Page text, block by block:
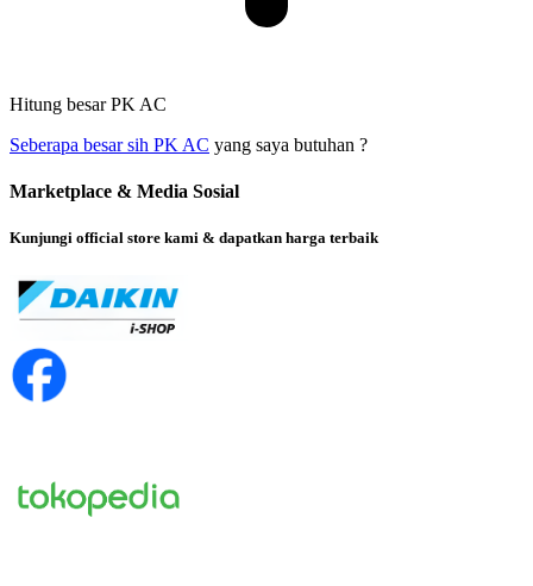
Hitung besar PK AC
Seberapa besar sih PK AC yang saya butuhan ?
Marketplace & Media Sosial
Kunjungi official store kami & dapatkan harga terbaik